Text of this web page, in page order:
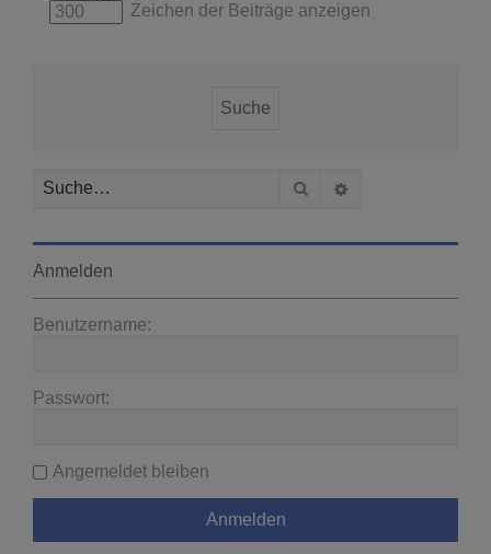
Zeichen der Beiträge anzeigen
Suche
Anmelden
Benutzername:
Passwort:
Angemeldet bleiben